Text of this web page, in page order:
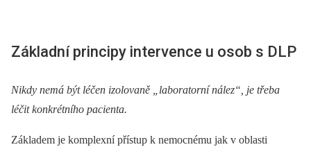
Základní principy intervence u osob s DLP
Nikdy nemá být léčen izolovaně „laboratorní nález“, je třeba
léčit konkrétního pacienta.
Základem je komplexní přístup k nemocnému jak v oblasti